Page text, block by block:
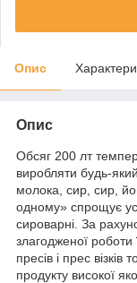
Опис
Опис
Обсяг 200 лт
виробляти будь-
молока, сир, сир,
одному» спрощує
сироварні. За
злагодженої роботи
пресів і прес
продукту високої